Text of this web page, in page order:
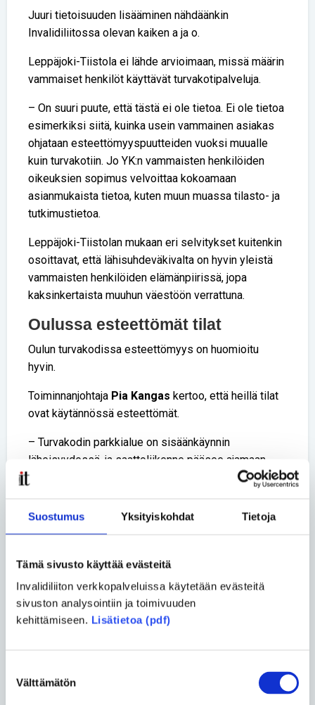
Suostumus Yksityiskohdat Tietoja
Tämä sivusto käyttää evästeitä
Invalidiliiton verkkopalveluissa käytetään evästeitä
sivuston analysointiin ja toimivuuden
kehittämiseen. Lisätietoa (pdf)
valinta
Välttämätön
Juuri tietoisuuden lisääminen nähdäänkin
Invalidiliitossa olevan kaiken a ja o.
Leppäjoki-Tiistola ei lähde arvioimaan, missä määrin
vammaiset henkilöt käyttävät turvakotipalveluja.
– On suuri puute, että tästä ei ole tietoa. Ei ole tietoa
esimerkiksi siitä, kuinka usein vammainen asiakas
ohjataan esteettömyyspuutteiden vuoksi muualle
kuin turvakotiin. Jo YK:n vammaisten henkilöiden
oikeuksien sopimus velvoittaa kokoamaan
asianmukaista tietoa, kuten muun muassa tilasto- ja
tutkimustietoa.
Leppäjoki-Tiistolan mukaan eri selvitykset kuitenkin
osoittavat, että lähisuhdeväkivalta on hyvin yleistä
vammaisten henkilöiden elämänpiirissä, jopa
kaksinkertaista muuhun väestöön verrattuna.
Oulussa esteettömät tilat
Oulun turvakodissa esteettömyys on huomioitu
hyvin.
Toiminnanjohtaja Pia Kangas kertoo, että heillä tilat
ovat käytännössä esteettömät.
– Turvakodin parkkialue on sisäänkäynnin
läheisyydessä, ja saattoliikenne pääsee ajamaan
suoraan ulko-oven eteen. Sisäänkäyntiin johtaa
leveä, Kangas sanoo.
Turvakoti sijaitsee kahdessa kerroksessa, joihin on
Yhteisön käytävillä on kaiteita liikkumista
helpottamaan. Valtaosa tiloista on kynnyksettömiä ja
esteettömyys on huomioitu muun muassa wc-
Oulun turvakotiin voi tulla henkilökohtaisen avustajan
tai avustajakoiran kanssa. Päivystys­puhelimeen voi